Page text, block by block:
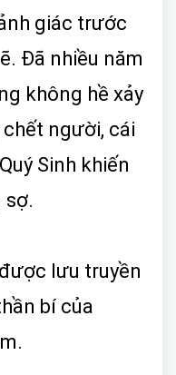
giác trước
Đã nhiều năm
không hề xảy
người, cái
Sinh khiến
sợ.
lưu truyền
bí của